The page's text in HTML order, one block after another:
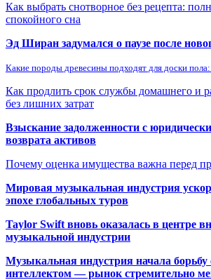
Как выбрать снотворное без рецепта:
спокойного сна
Эд Ширан задумался о паузе после
Какие породы древесины подходят для доски
Как продлить срок службы домашнего и
без лишних затрат
Взыскание задолженности с
возврата активов
Почему оценка имущества важна перед
Мировая музыкальная индустрия
эпохе глобальных туров
Taylor Swift вновь оказалась в центре
музыкальной индустрии
Музыкальная индустрия начала борьбу
интеллектом — рынок стремительно